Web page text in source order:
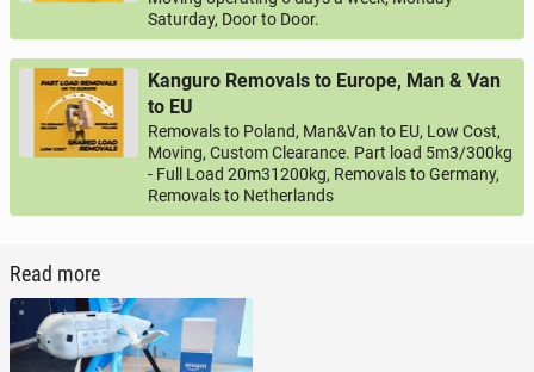
Saturday, Door to Door.
Kanguro Removals to Europe, Man & Van
to EU
Removals to Poland, Man&Van to EU, Low Cost,
Moving, Custom Clearance. Part load 5m3/300kg
- Full Load 20m31200kg, Removals to Germany,
Removals to Netherlands
Read more